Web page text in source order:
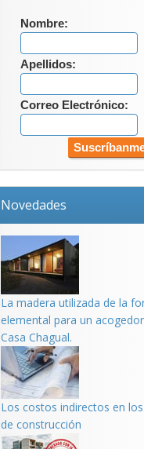
Nombre:
Apellidos:
Correo Electrónico:
Novedades
La madera utilizada de la
elemental para un
Casa Chagual.
Los costos indirectos en
de construcción